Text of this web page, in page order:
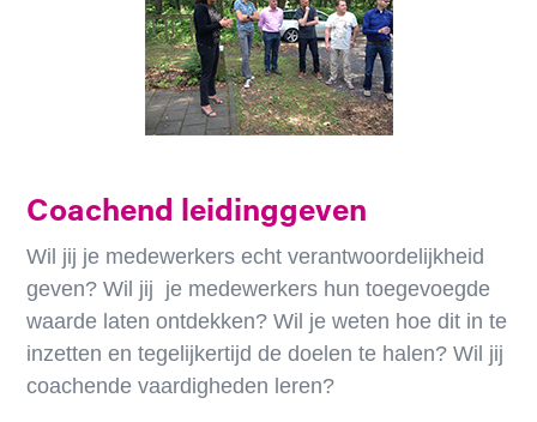
Coachend leidinggeven
Wil jij je medewerkers echt verantwoordelijkheid
geven? Wil jij je medewerkers hun toegevoegde
waarde laten ontdekken? Wil je weten hoe dit in te
inzetten en tegelijkertijd de doelen te halen? Wil jij
coachende vaardigheden leren?